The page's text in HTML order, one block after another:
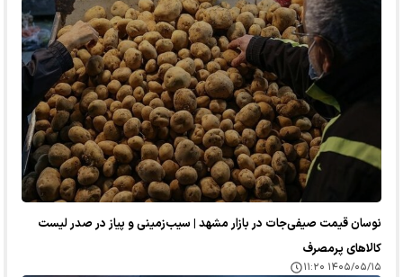
نوسان قیمت صیفی‌جات در بازار مشهد | سیب‌زمینی و پیاز در صدر لیست
کالا‌های پرمصرف
۱۴۰۵/۰۵/۱۵ ۱۱:۲۰